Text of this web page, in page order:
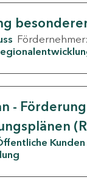
Fördernehmer:
-
Kunden